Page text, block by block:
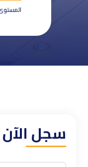
سجل الآن